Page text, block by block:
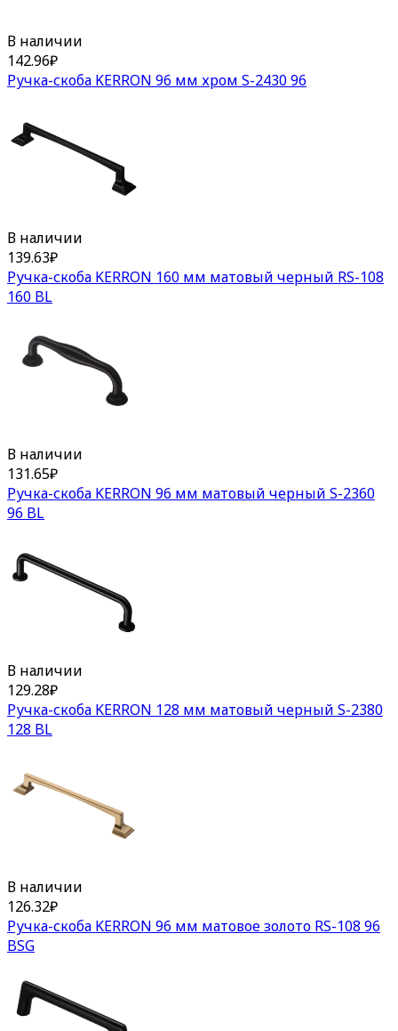
В наличии
142.96₽
Ручка-скоба KERRON 96 мм хром S-2430 96
В наличии
139.63₽
Ручка-скоба KERRON 160 мм матовый черный RS-108
160 BL
В наличии
131.65₽
Ручка-скоба KERRON 96 мм матовый черный S-2360
96 BL
В наличии
129.28₽
Ручка-скоба KERRON 128 мм матовый черный S-2380
128 BL
В наличии
126.32₽
Ручка-скоба KERRON 96 мм матовое золото RS-108 96
BSG